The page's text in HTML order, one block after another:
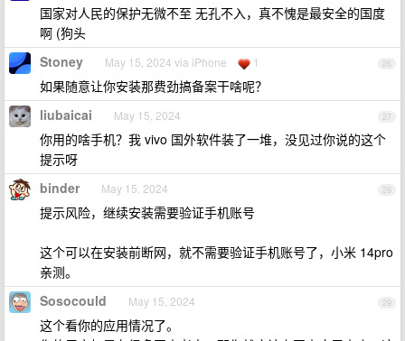
国家对人民的保护无微不至 无孔不入，真不愧是最安全的国度
啊 (狗头
26
Stoney May 15, 2024 via iPhone 1
如果随意让你安装那费劲搞备案干啥呢？
27
liubaicai May 15, 2024
你用的啥手机？我 vivo 国外软件装了一堆，没见过你说的这个
提示呀
28
binder May 15, 2024
提示风险，继续安装需要验证手机账号
这个可以在安装前断网，就不需要验证手机账号了，小米 14pro
亲测。
29
Sosocould May 15, 2024
这个看你的应用情况了。